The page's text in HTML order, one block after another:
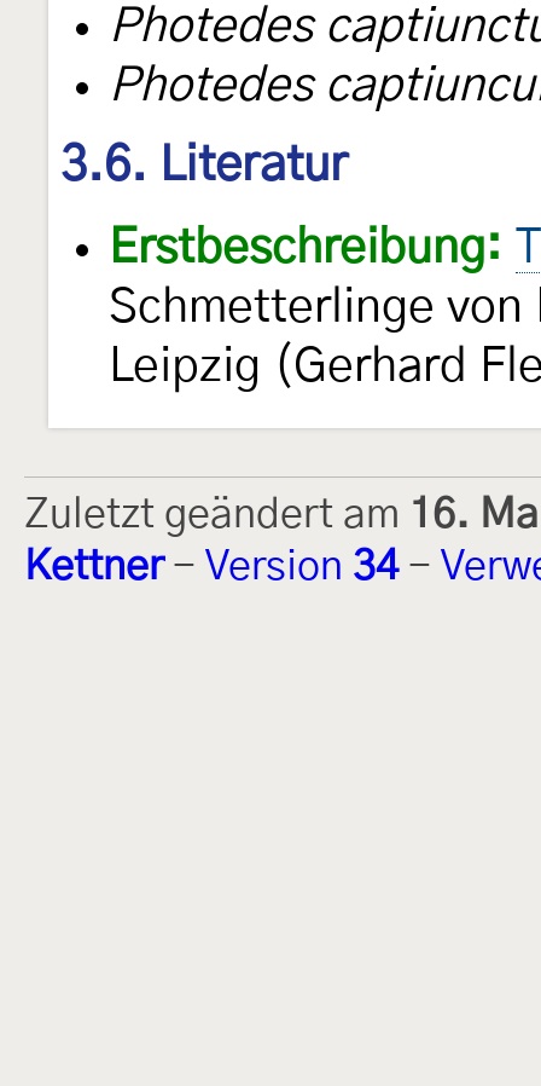
Photedes
Photedes
3.6. Literatur
Erstbeschreibung:
Schmetterlinge von
Leipzig (Gerhard
Zuletzt geändert am 16.
Kettner- Version 34-